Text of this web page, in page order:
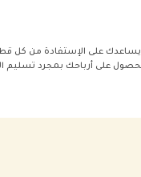
على الإستفادة من كل
على أرباحك بمجرد تسليم